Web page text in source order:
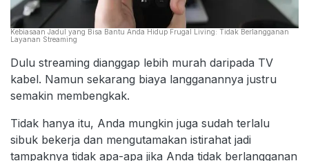
Kebiasaan Jadul yang Bisa Bantu Anda Hidup Frugal Living: Tidak Berlangganan
Layanan Streaming
Dulu streaming dianggap lebih murah daripada TV
kabel. Namun sekarang biaya langganannya justru
semakin membengkak.
Tidak hanya itu, Anda mungkin juga sudah terlalu
sibuk bekerja dan mengutamakan istirahat jadi
tampaknya tidak apa-apa jika Anda tidak berlangganan